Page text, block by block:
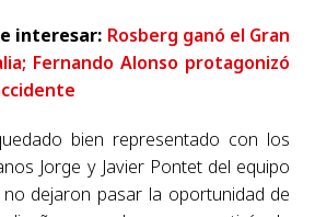
interesar: Rosberg ganó el Gran
Fernando Alonso protagonizó
bien representado con los
Jorge y Javier Pontet del equipo
dejaron pasar la oportunidad de